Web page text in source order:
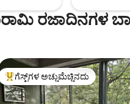
ರಜಾದಿನಗಳ
ಗೆಸ್ಟ್‌ಗಳಿಗೆ ಅತಿ ಹೆಚ್ಚು ಅಚ್ಚುಮೆಚ್ಚಿನದು
ಗೆಸ್ಟ್‌ಗಳ ಅಚ್ಚುಮೆಚ್ಚಿನದು